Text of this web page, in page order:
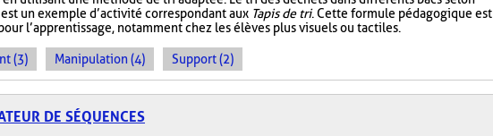
un exemple d’activité correspondant aux Tapis de tri. Cette formule pédagogique est
l’apprentissage, notamment chez les élèves plus visuels ou tactiles.
(3) Manipulation (4) Support (2)
DE SÉQUENCES